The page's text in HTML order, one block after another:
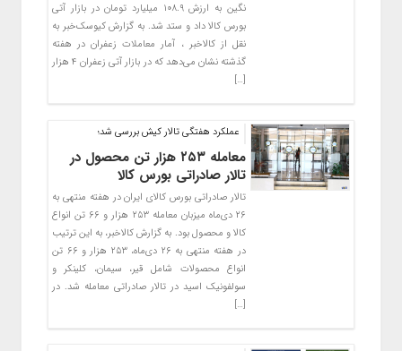
نگین به ارزش ۱۰۸.۹ میلیارد تومان در بازار آتی
بورس کالا داد و ستد شد. به گزارش کیوسک‌خبر به
نقل از کالاخبر ، آمار معاملات زعفران در هفته
گذشته نشان‌ می‌دهد که در بازار آتی زعفران ۴ هزار
[…]
عملکرد هفتگی تالار کیش بررسی شد؛
معامله ۲۵۳ هزار تن محصول در
تالار صادراتی بورس کالا
تالار صادراتی بورس کالای ایران در هفته منتهی به
۲۶ دی‌ماه میزبان معامله ۲۵۳ هزار و ۶۶ تن انواع
کالا و محصول بود. به گزارش کالاخبر، به این ترتیب
در هفته منتهی به ۲۶ دی‌ماه، ۲۵۳ هزار و ۶۶ تن
انواع محصولات شامل قیر، سیمان، کلینکر و
سولفونیک اسید در تالار صادراتی معامله شد. در
[…]